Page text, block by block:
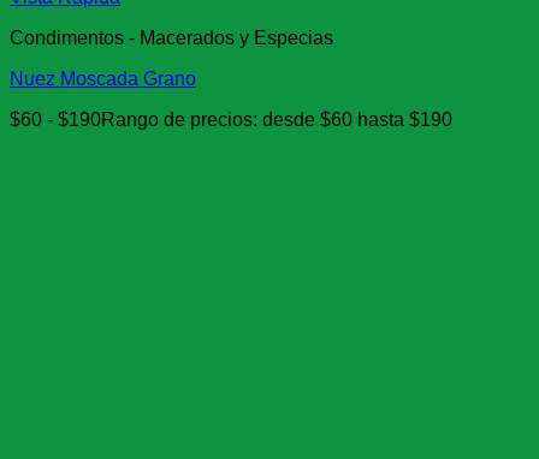
Condimentos - Macerados y Especias
Nuez Moscada Grano
$60 - $190Rango de precios: desde $60 hasta $190